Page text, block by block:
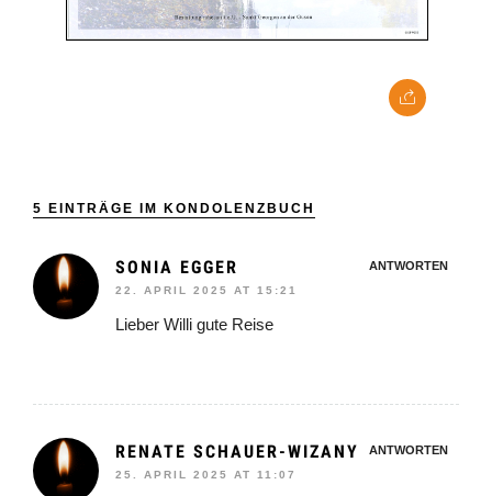
5 EINTRÄGE IM KONDOLENZBUCH
SONIA EGGER
22. APRIL 2025 AT 15:21
ANTWORTEN
Lieber Willi gute Reise
RENATE SCHAUER-WIZANY
25. APRIL 2025 AT 11:07
ANTWORTEN